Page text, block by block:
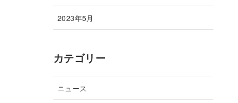
2023年5月
カテゴリー
ニュース